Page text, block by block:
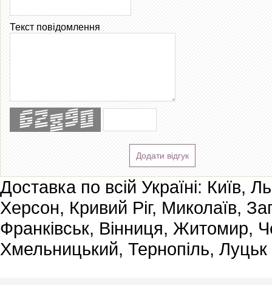
Текст повідомлення
Додати відгук
Доставка по всій Україні: Київ,
Херсон, Кривий Ріг, Миколаїв,
Франківськ, Вінниця, Житомир,
Хмельницький, Тернопіль, Луцьк